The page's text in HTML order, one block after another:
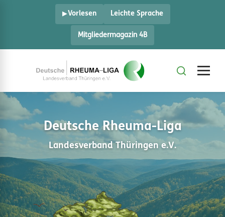
Vorlesen Leichte Sprache
Mitgliedermagazin 4B
Deutsche Rheuma-Liga
Landesverband Thüringen e.V.